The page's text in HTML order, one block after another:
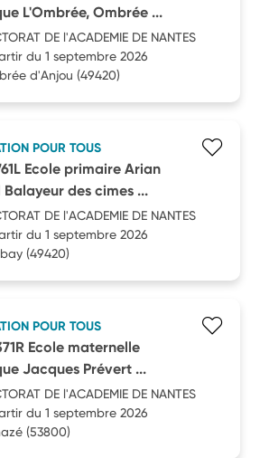
L'Ombrée, Ombrée ...
DE l'ACADEMIE DE NANTES
du 1 septembre 2026
d'Anjou (49420)
POUR TOUS
Ecole primaire Arian
Balayeur des cimes ...
DE l'ACADEMIE DE NANTES
du 1 septembre 2026
(49420)
POUR TOUS
Ecole maternelle
Jacques Prévert ...
DE l'ACADEMIE DE NANTES
du 1 septembre 2026
(53800)